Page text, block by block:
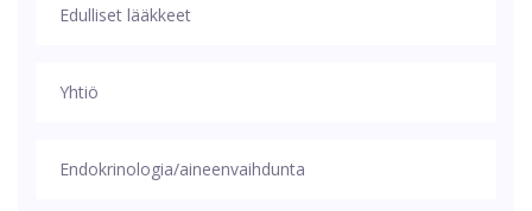
Edulliset lääkkeet
Yhtiö
Endokrinologia/aineenvaihdunta